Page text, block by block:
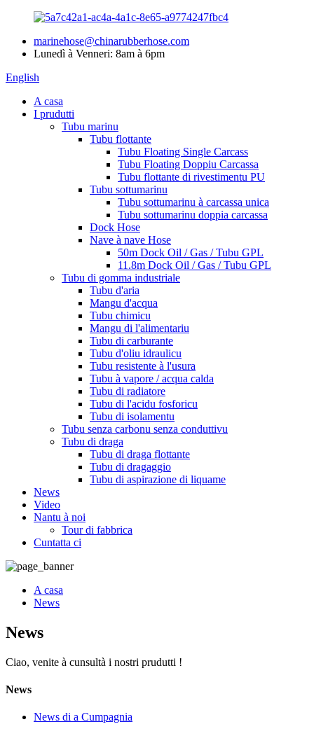
marinehose@chinarubberhose.com
Lunedì à Venneri: 8am à 6pm
English
A casa
I prudutti
Tubu marinu
Tubu flottante
Tubu Floating Single Carcass
Tubu Floating Doppiu Carcassa
Tubu flottante di rivestimentu PU
Tubu sottumarinu
Tubu sottumarinu à carcassa unica
Tubu sottumarinu doppia carcassa
Dock Hose
Nave à nave Hose
50m Dock Oil / Gas / Tubu GPL
11.8m Dock Oil / Gas / Tubu GPL
Tubu di gomma industriale
Tubu d'aria
Mangu d'acqua
Tubu chimicu
Mangu di l'alimentariu
Tubu di carburante
Tubu d'oliu idraulicu
Tubu resistente à l'usura
Tubu à vapore / acqua calda
Tubu di radiatore
Tubu di l'acidu fosforicu
Tubu di isolamentu
Tubu senza carbonu senza conduttivu
Tubu di draga
Tubu di draga flottante
Tubu di dragaggio
Tubu di aspirazione di liquame
News
Video
Nantu à noi
Tour di fabbrica
Cuntatta ci
A casa
News
News
Ciao, venite à cunsultà i nostri prudutti !
News
News di a Cumpagnia